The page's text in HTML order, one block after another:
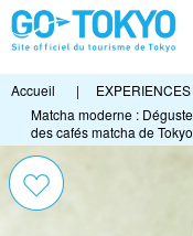
Accueil | EXPERIENCES
Matcha moderne :
des cafés matcha de Tokyo